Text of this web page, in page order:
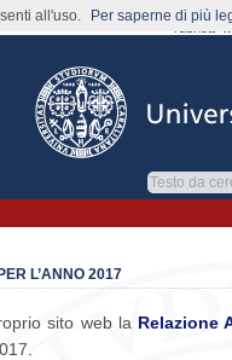
rubrica
L’ANNO 2017
sito web la Relazione
all'uso. Per saperne di più